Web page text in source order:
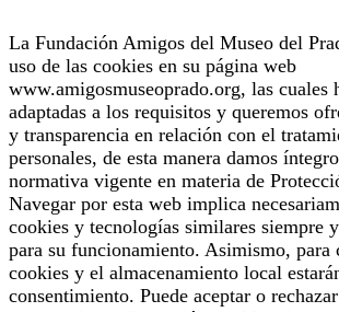
La Fundación Amigos del Museo del
uso de las cookies en su página web
www.amigosmuseoprado.org, las cuales
adaptadas a los requisitos y queremos
y transparencia en relación con el
personales, de esta manera damos
normativa vigente en materia de
Navegar por esta web implica
cookies y tecnologías similares siempre
para su funcionamiento. Asimismo, para
cookies y el almacenamiento local
consentimiento. Puede aceptar o